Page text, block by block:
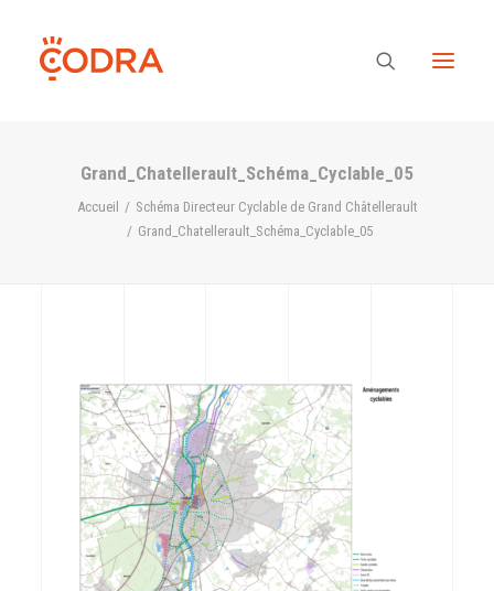
Des valeurs, une équipe
Nos références
CODRA recrute
Contact
Grand_Chatellerault_Schéma_Cyclable_05
Accueil
Schéma Directeur Cyclable de Grand Châtellerault
Grand_Chatellerault_Schéma_Cyclable_05